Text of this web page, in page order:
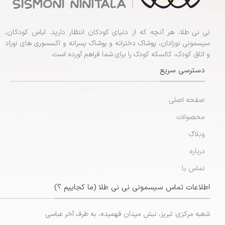
نی نی طلا، هر آنچه که از دنیای کودکان انتظار دارید. لباس کودکان،
سیسمونی نوزادان، پوشاک دخترانه و پوشاک پسرانه و اکسسوری های نوزاد
و اتاق کودک، کالسکه کودک را برای شما فراهم آورده است.
دسترسی سریع
صفحه اصلی
محصولات
وبلاگ
درباره
تماس با
اطلاعات تماس سیسمونی نی نی طلا (ما کجاییم ؟)
شعبه مرکزی: تبریز، نبش میدان فهمیده، به طرف آخر عباسی